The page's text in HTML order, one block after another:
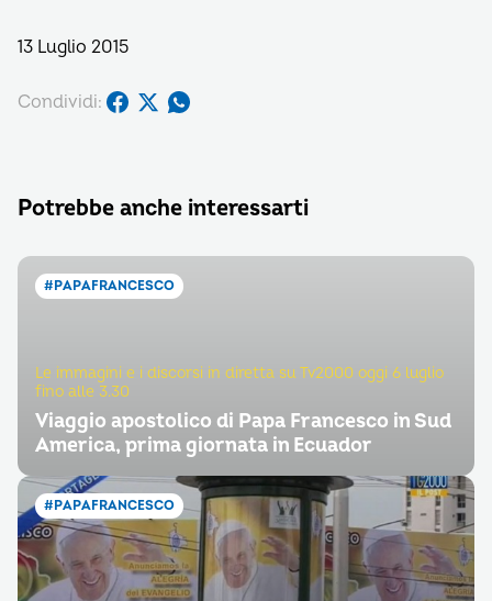
13 Luglio 2015
Condividi:
Potrebbe anche interessarti
#PAPAFRANCESCO
Le immagini e i discorsi in diretta su Tv2000 oggi 6 luglio
fino alle 3.30
Viaggio apostolico di Papa Francesco in Sud
America, prima giornata in Ecuador
#PAPAFRANCESCO